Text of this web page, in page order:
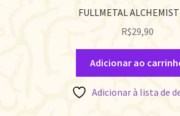
FULLMETAL ALCHEMIST
R$29,90
Adicionar ao
Adicionar à lista de